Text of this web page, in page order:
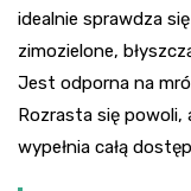
idealnie sprawdza
zimozielone,
Jest odporna na
Rozrasta się
wypełnia całą